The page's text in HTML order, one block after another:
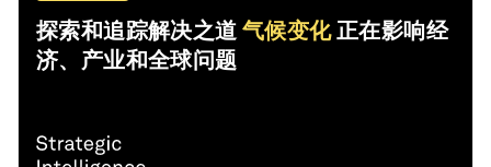
探索和追踪解决之道气候变化正在影响经
济、产业和全球问题